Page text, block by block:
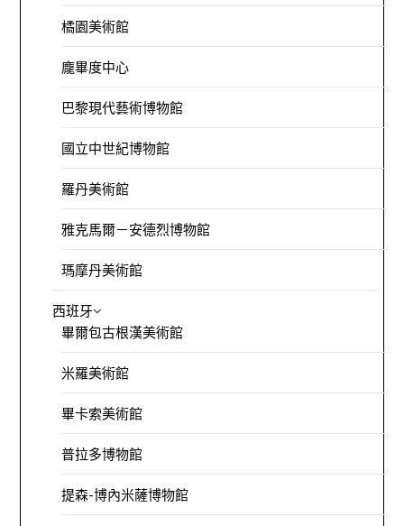
橘園美術館
龐畢度中心
巴黎現代藝術博物館
國立中世紀博物館
羅丹美術館
雅克馬爾－安德烈博物館
瑪摩丹美術館
西班牙
畢爾包古根漢美術館
米羅美術館
畢卡索美術館
普拉多博物館
提森-博內米薩博物館